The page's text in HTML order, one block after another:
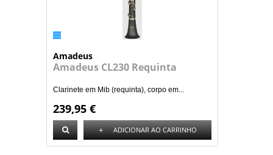
Amadeus
Amadeus CL230 Requinta
Clarinete em Mib (requinta), corpo em...
239,95 €
+ ADICIONAR AO CARRINHO